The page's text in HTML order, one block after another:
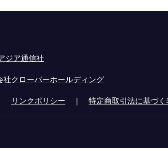
ジア通信社
社クローバーホールディング
リンクポリシー ｜ 特定商取引法に基づ